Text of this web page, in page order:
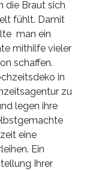
die Braut sich
fühlt. Damit
man ein
mithilfe vieler
schaffen.
in
zu
legen ihre
eine
Ein
Ihrer